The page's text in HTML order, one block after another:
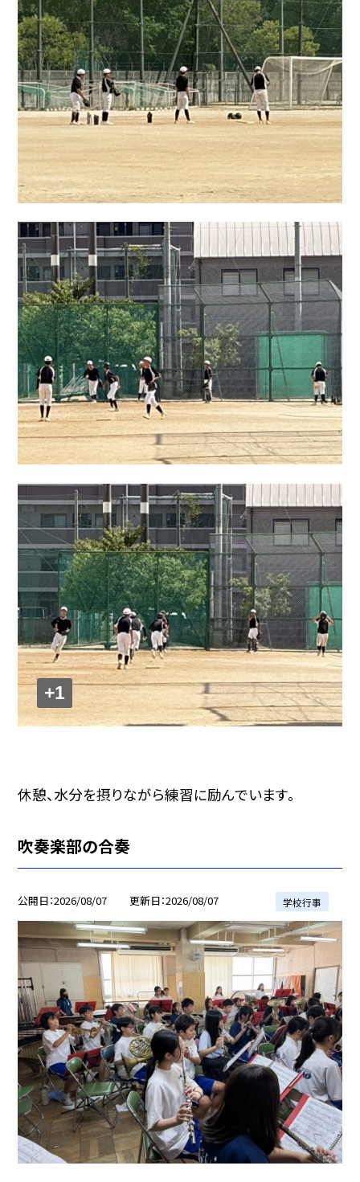
+1
休憩、水分を摂りながら練習に励んでいます。
吹奏楽部の合奏
公開日 2026/08/07 更新日 2026/08/07 学校行事